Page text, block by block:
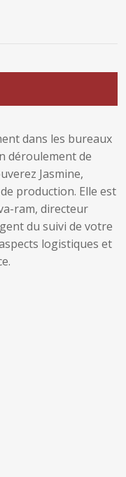
dans les bureaux
déroulement de
Jasmine,
production. Elle est
ram, directeur
du suivi de votre
logistiques et